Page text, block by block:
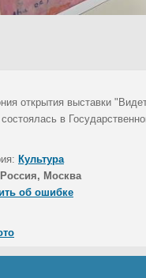
открытия выставки
в
Культура
Россия, Москва
об ошибке